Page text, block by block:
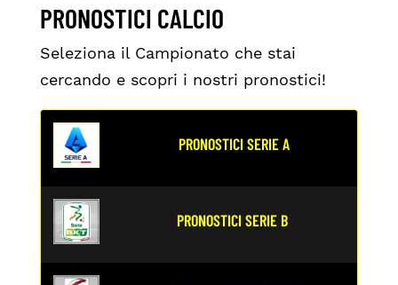
PRONOSTICI CALCIO
Seleziona il Campionato che stai
cercando e scopri i nostri pronostici!
PRONOSTICI SERIE A
PRONOSTICI SERIE B